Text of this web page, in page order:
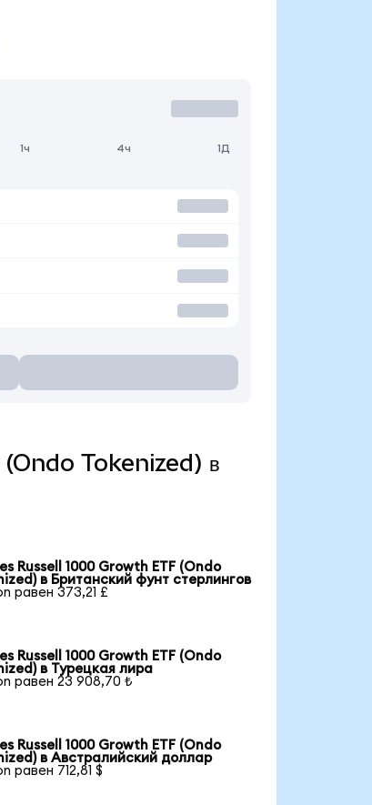
1ч 4ч 1Д
(Ondo Tokenized) в
Russell 1000 Growth ETF (Ondo
в Британский фунт стерлингов
равен 373,21 £
Russell 1000 Growth ETF (Ondo
в Турецкая лира
равен 23 908,70 ₺
Russell 1000 Growth ETF (Ondo
в Австралийский доллар
равен 712,81 $